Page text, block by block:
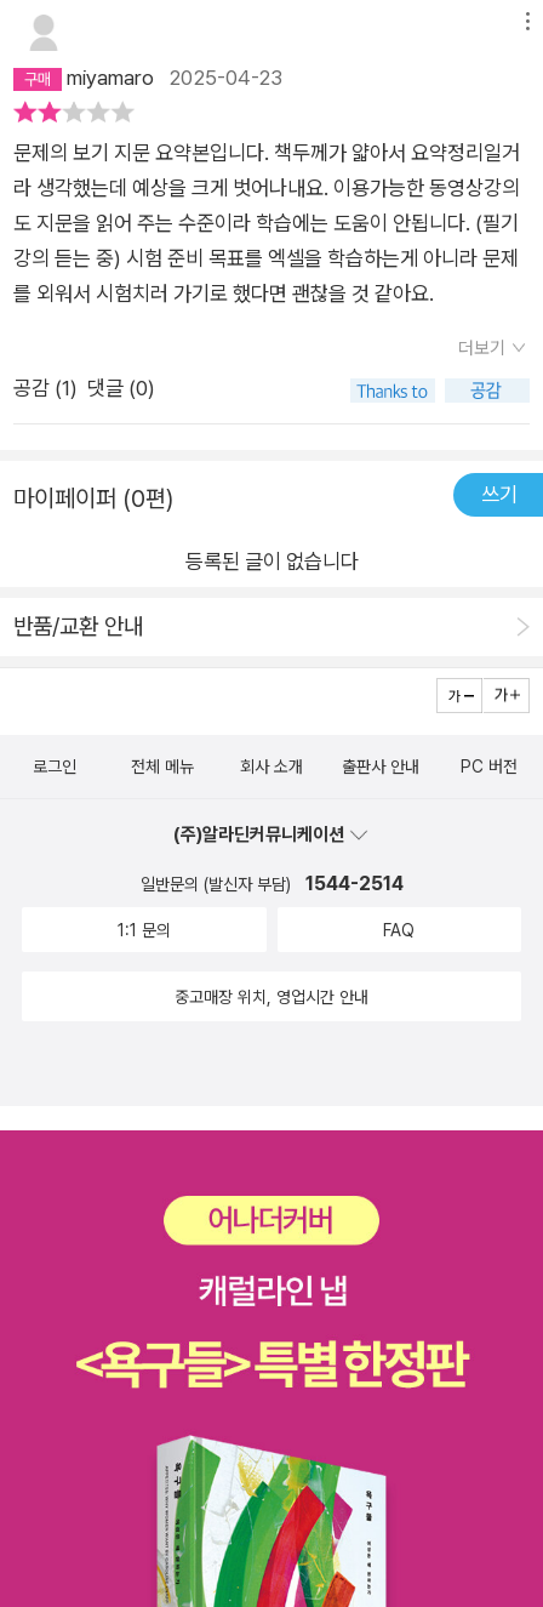
miyamaro 2025-04-23
문제의 보기 지문 요약본입니다. 책두께가 얇아서 요약정리일거
라 생각했는데 예상을 크게 벗어나내요. 이용가능한 동영상강의
도 지문을 읽어 주는 수준이라 학습에는 도움이 안됩니다. (필기
강의 듣는 중) 시험 준비 목표를 엑셀을 학습하는게 아니라 문제
를 외워서 시험치러 가기로 했다면 괜찮을 것 같아요.
더보기
공감 (1) 댓글 (0)
마이페이퍼 (0편) 쓰기
등록된 글이 없습니다
반품/교환 안내
로그인 전체 메뉴 회사 소개 출판사 안내 PC 버전
(주)알라딘커뮤니케이션
일반문의 (발신자 부담) 1544-2514
1:1 문의 FAQ
중고매장 위치, 영업시간 안내